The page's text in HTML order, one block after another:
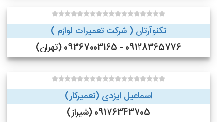
تکنوآرتان ( شرکت تعمیرات لوازم )
09128365776 - 09367003165 (تهران)
اسماعیل ایزدی (تعمیرکار)
09176343705 (شیراز)